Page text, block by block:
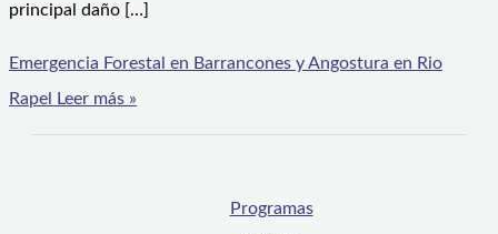
principal daño […]
Emergencia Forestal en Barrancones y Angostura en Rio
Rapel
Leer más »
Programas